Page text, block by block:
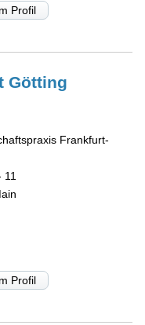
Profil
Götting
Frankfurt-
Profil